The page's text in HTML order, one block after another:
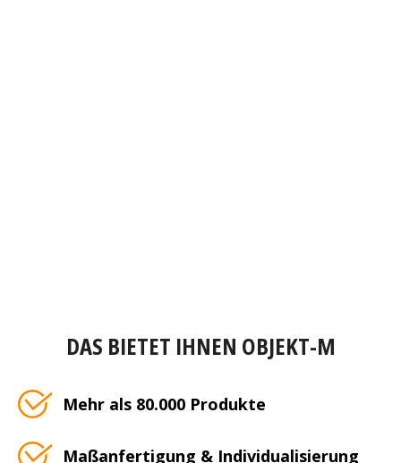
DAS BIETET IHNEN OBJEKT-M
Mehr als 80.000 Produkte
Maßanfertigung & Individualisierung